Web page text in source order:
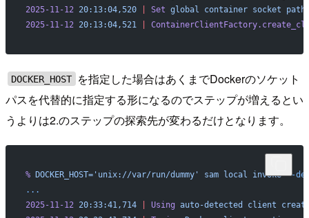
2025-11-12 20:13:04,520 | Set global container socket
2025-11-12 20:13:04,521 |
DOCKER_HOST
を指定した場合はあくまでDockerのソケット
パスを代替的に指定する形になるのでステップが増えるとい
うよりは2.のステップの探索先が変わるだけとなります。
% DOCKER_HOST='unix://var/run/dummy' sam local invoke --
...
2025-11-12 20:33:41,714 | Using auto-detected client